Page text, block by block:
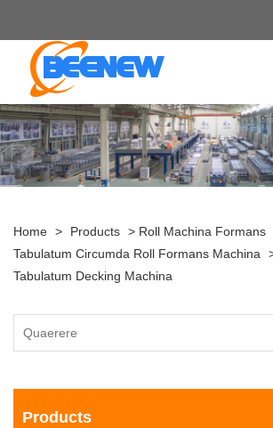
Home > Products > Roll Machina Formans
Tabulatum Circumda Roll Formans Machina
Tabulatum Decking Machina
Products